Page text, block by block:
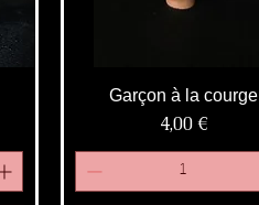
Garçon à la courge
Prix
4,00 €